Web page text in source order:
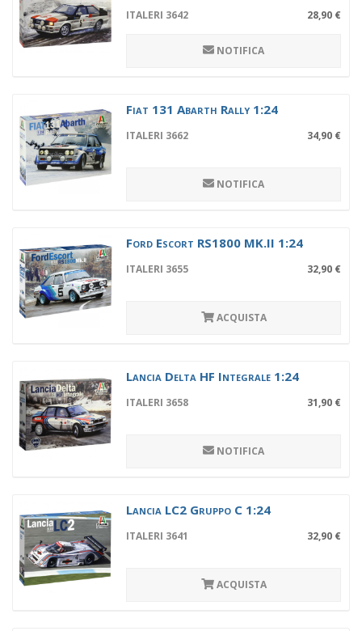
ITALERI 3642 28,90 €
NOTIFICA
Fiat 131 Abarth Rally 1:24
ITALERI 3662 34,90 €
NOTIFICA
Ford Escort RS1800 MK.II 1:24
ITALERI 3655 32,90 €
ACQUISTA
Lancia Delta HF Integrale 1:24
ITALERI 3658 31,90 €
NOTIFICA
Lancia LC2 Gruppo C 1:24
ITALERI 3641 32,90 €
ACQUISTA